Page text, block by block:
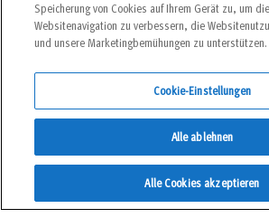
Neuigkeiten
verpassen?
Bleib in Kontakt, mit unserem
Speicherung von Cookies auf Ihrem Gerät zu, um die
Websitenavigation zu verbessern, die
und unsere Marketingbemühungen zu unterstützen.
Cookie-Einstellungen
Alle ablehnen
Alle Cookies akzeptieren